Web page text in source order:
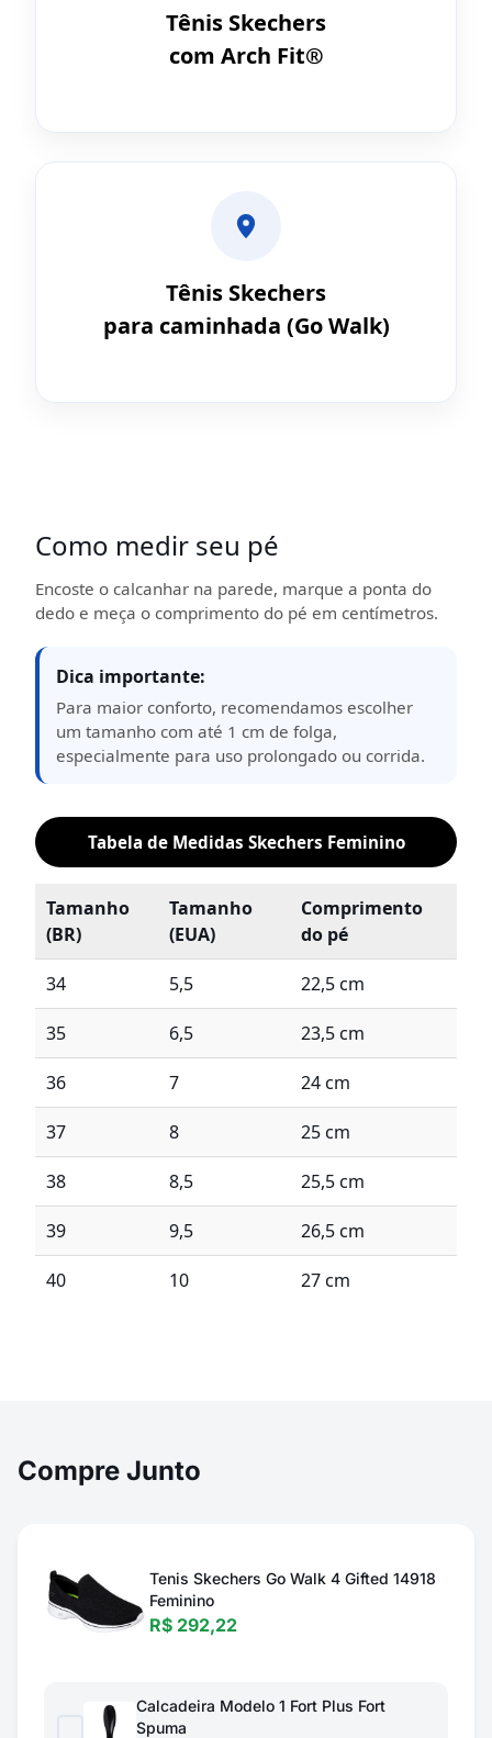
Tênis Skechers
com Arch Fit®
Tênis Skechers
para caminhada (Go Walk)
Como medir seu pé
Encoste o calcanhar na parede, marque a ponta do
dedo e meça o comprimento do pé em centímetros.
Dica importante:
Para maior conforto, recomendamos escolher
um tamanho com até 1 cm de folga,
especialmente para uso prolongado ou corrida.
Tabela de Medidas Skechers Feminino
Tamanho
(BR)
Tamanho
(EUA)
Comprimento
do pé
34 5,5 22,5 cm
35 6,5 23,5 cm
36 7 24 cm
37 8 25 cm
38 8,5 25,5 cm
39 9,5 26,5 cm
40 10 27 cm
Compre Junto
Tenis Skechers Go Walk 4 Gifted 14918
Feminino
R$ 292,22
Calcadeira Modelo 1 Fort Plus Fort
Spuma